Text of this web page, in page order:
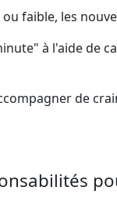
faible, les
à l'aide de
de